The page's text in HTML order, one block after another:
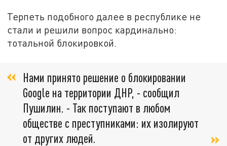
Терпеть подобного далее в республике не
стали и решили вопрос кардинально:
тотальной блокировкой.
Нами принято решение о блокировании
Google на территории ДНР, - сообщил
Пушилин. - Так поступают в любом
обществе с преступниками: их изолируют
от других людей.